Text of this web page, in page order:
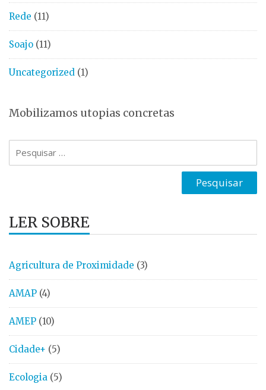
Rede (11)
Soajo (11)
Uncategorized (1)
Mobilizamos utopias concretas
Pesquisar
por:
LER SOBRE
Agricultura de Proximidade (3)
AMAP (4)
AMEP (10)
Cidade+ (5)
Ecologia (5)